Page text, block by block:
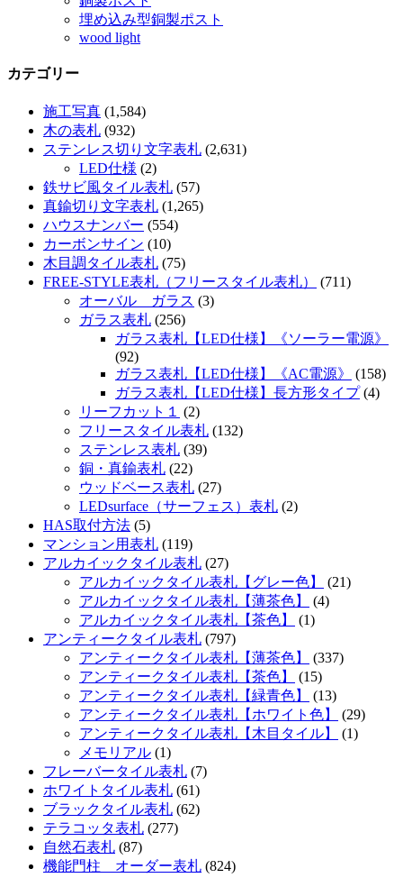
埋め込み型銅製ポスト
wood light
カテゴリー
施工写真 (1,584)
木の表札 (932)
ステンレス切り文字表札 (2,631)
LED仕様 (2)
鉄サビ風タイル表札 (57)
真鍮切り文字表札 (1,265)
ハウスナンバー (554)
カーボンサイン (10)
木目調タイル表札 (75)
FREE-STYLE表札（フリースタイル表札）
(711)
オーバル ガラス (3)
ガラス表札 (256)
ガラス表札【LED仕様】《ソーラー電源》
(92)
ガラス表札【LED仕様】《AC電源》
(158)
ガラス表札【LED仕様】長方形タイプ(4)
リーフカット１
(2)
フリースタイル表札 (132)
ステンレス表札 (39)
銅・真鍮表札 (22)
ウッドベース表札 (27)
LEDsurface（サーフェス）表札 (2)
HAS取付方法 (5)
マンション用表札 (119)
アルカイックタイル表札 (27)
アルカイックタイル表札【グレー色】
(21)
アルカイックタイル表札【薄茶色】
(4)
アルカイックタイル表札【茶色】
(1)
アンティークタイル表札 (797)
アンティークタイル表札【薄茶色】
(337)
アンティークタイル表札【茶色】
(15)
アンティークタイル表札【緑青色】
(13)
アンティークタイル表札【ホワイト色】
(29)
アンティークタイル表札【木目タイル】
(1)
メモリアル (1)
フレーバータイル表札 (7)
ホワイトタイル表札 (61)
ブラックタイル表札 (62)
テラコッタ表札 (277)
自然石表札 (87)
機能門柱 オーダー表札 (824)